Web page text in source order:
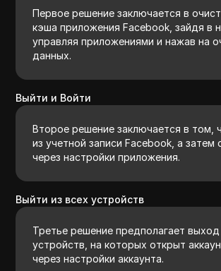
Первое решение заключается в
кэша приложения Facebook, зайдя в
управляя приложениями и нажав на
данных.
Выйти и Войти
Второе решение заключается в том,
из учетной записи Facebook, а затем
через настройки приложения.
Выйти из всех устройств
Третье решение предполагает выход
устройств, на которых открыт
через настройки аккаунта.